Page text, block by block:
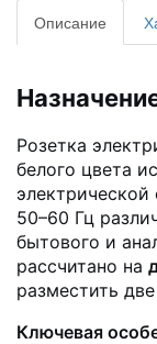
Описание
Розетка
белого цвета
электрической
50–60 Гц
бытового и
рассчитано на
разместить
Ключевая